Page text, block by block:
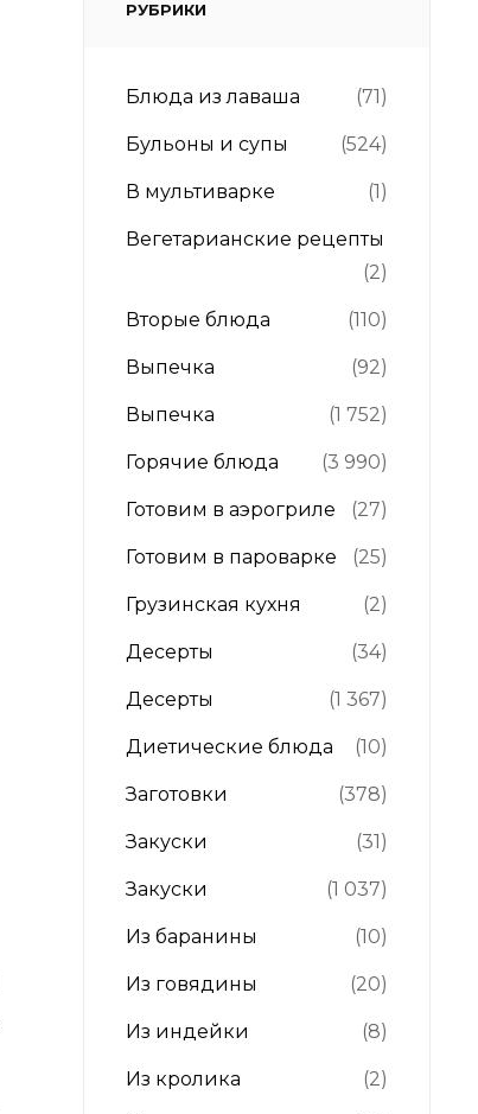
РУБРИКИ
Блюда из лаваша (71)
Бульоны и супы (524)
В мультиварке (1)
Вегетарианские рецепты
(2)
Вторые блюда (110)
Выпечка (92)
Выпечка (1 752)
Горячие блюда (3 990)
Готовим в аэрогриле (27)
Готовим в пароварке (25)
Грузинская кухня (2)
Десерты (34)
Десерты (1 367)
Диетические блюда (10)
Заготовки (378)
Закуски (31)
Закуски (1 037)
Из баранины (10)
Из говядины (20)
Из индейки (8)
Из кролика (2)